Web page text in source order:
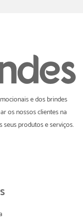
e dos brindes
os nossos clientes na
seus produtos e serviços.